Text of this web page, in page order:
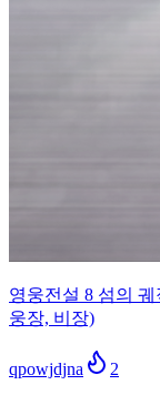
영웅전설 8 섬의
웅장, 비장)
qpowjdjna 2